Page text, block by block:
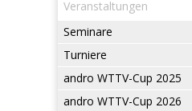
Veranstaltungen
Seminare
Turniere
andro WTTV-Cup 2025
andro WTTV-Cup 2026